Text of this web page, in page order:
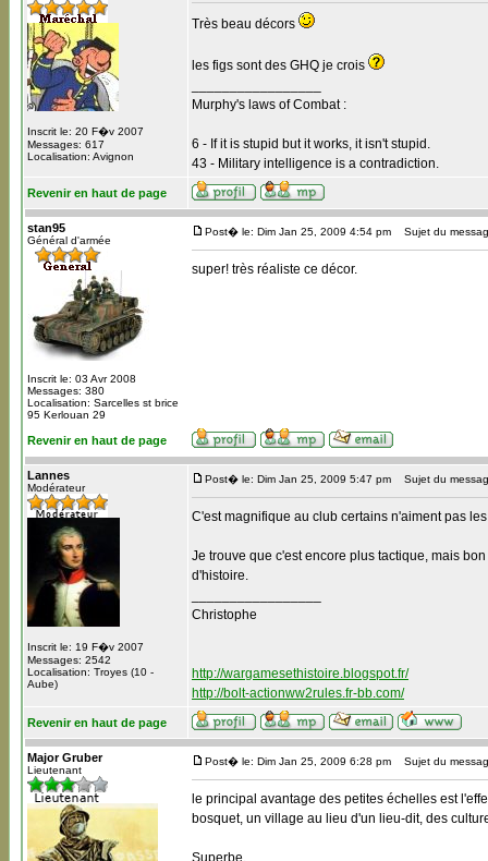
Inscrit le: 20 F�v 2007
Messages: 617
Localisation: Avignon
Très beau décors
les figs sont des GHQ je crois
Murphy's laws of Combat :
6 - If it is stupid but it works, it isn't stupid.
43 - Military intelligence is a contradiction.
Revenir en haut de page
stan95
Général d'armée
Inscrit le: 03 Avr 2008
Messages: 380
Localisation: Sarcelles st brice
95 Kerlouan 29
Post� le: Dim Jan 25, 2009 4:54 pm Sujet du
super! très réaliste ce décor.
Revenir en haut de page
Lannes
Modérateur
Inscrit le: 19 F�v 2007
Messages: 2542
Localisation: Troyes (10 -
Aube)
Post� le: Dim Jan 25, 2009 5:47 pm Sujet du
C'est magnifique au club certains n'aiment pas
Je trouve que c'est encore plus tactique, mais
d'histoire.
Christophe
http://wargamesethistoire.blogspot.fr/
http://bolt-actionww2rules.fr-bb.com/
Revenir en haut de page
Major Gruber
Lieutenant
Post� le: Dim Jan 25, 2009 6:28 pm Sujet du
le principal avantage des petites échelles est
bosquet, un village au lieu d'un lieu-dit, des
Superbe.